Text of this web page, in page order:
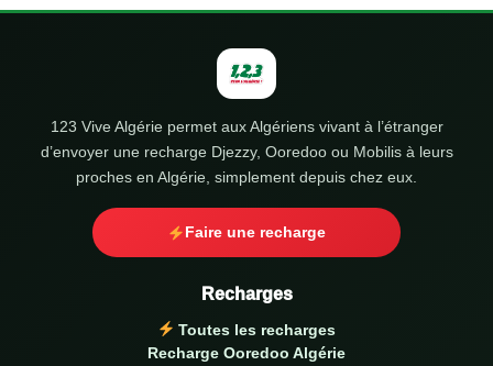
123 Vive Algérie permet aux Algériens vivant à l’étranger
d’envoyer une recharge Djezzy, Ooredoo ou Mobilis à leurs
proches en Algérie, simplement depuis chez eux.
Faire une recharge
Recharges
Toutes les recharges
Recharge Ooredoo Algérie